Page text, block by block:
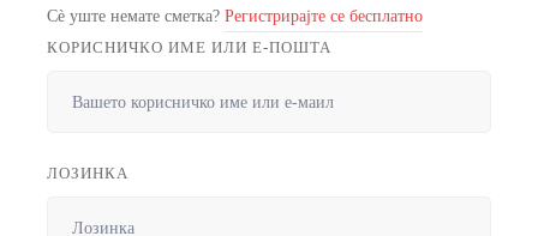
Сè уште немате сметка? Регистрирајте се бесплатно
КОРИСНИЧКО ИМЕ ИЛИ Е-ПОШТА
ЛОЗИНКА